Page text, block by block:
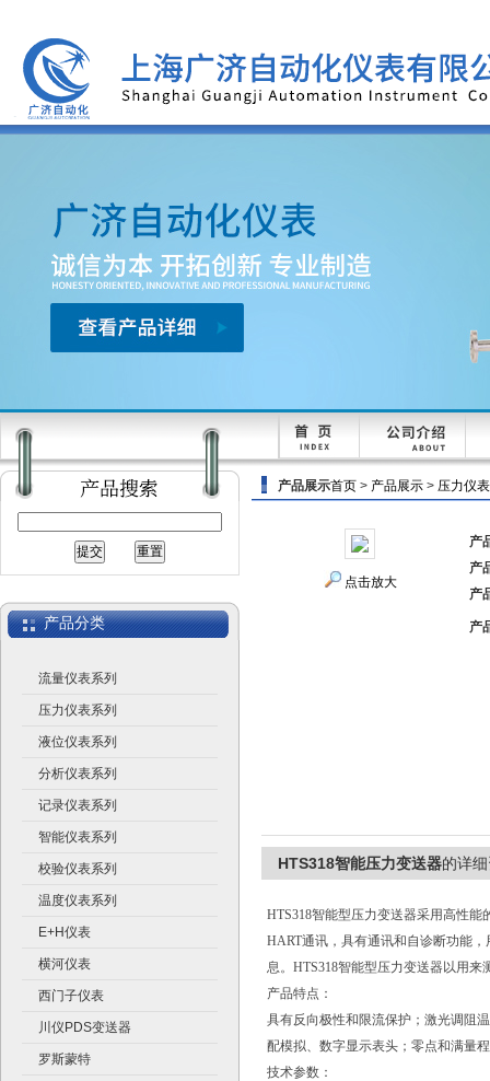
产品分类
流量仪表系列
压力仪表系列
液位仪表系列
分析仪表系列
记录仪表系列
智能仪表系列
校验仪表系列
温度仪表系列
E+H仪表
横河仪表
西门子仪表
川仪PDS变送器
罗斯蒙特
产品展示首页 > 产品展示 > 压力仪
点击放大
产
产
产
产
HTS318智能压力变送器的详
HTS318智能型压力变送器采用高性能
HART通讯，具有通讯和自诊断功能
息。HTS318智能型压力变送器以用来
产品特点：
具有反向极性和限流保护；激光调阻
配模拟、数字显示表头；零点和满量
技术参数：